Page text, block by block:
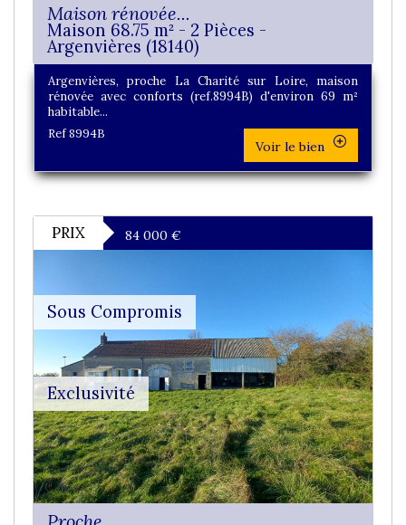
Maison rénovée...
Maison 68.75 m² - 2 Pièces -
Argenvières (18140)
Argenvières, proche La Charité sur Loire, maison
rénovée avec conforts (ref.8994B) d'environ 69 m²
habitable...
Ref 8994B
Voir le bien
PRIX 84 000 €
Sous Compromis
Exclusivité